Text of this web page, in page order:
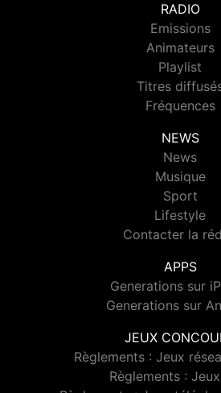
RADIO
Emissions
Animateurs
Playlist
Titres
Fréquences
NEWS
News
Musique
Sport
Lifestyle
Contacter la
APPS
Generations sur
Generations sur
JEUX
Règlements : Jeux
Règlements :